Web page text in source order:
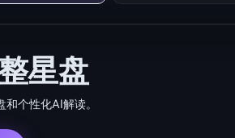
星盘
个性化AI解读。